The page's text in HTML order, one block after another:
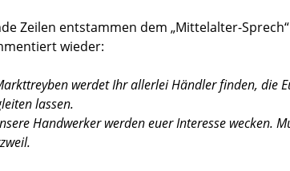
Zeilen entstammen dem „Mittelalter-
wieder:
werdet Ihr allerlei Händler finden, die
lassen.
Handwerker werden euer Interesse wecken.